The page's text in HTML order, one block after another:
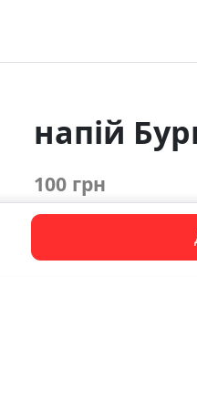
напій
100 грн